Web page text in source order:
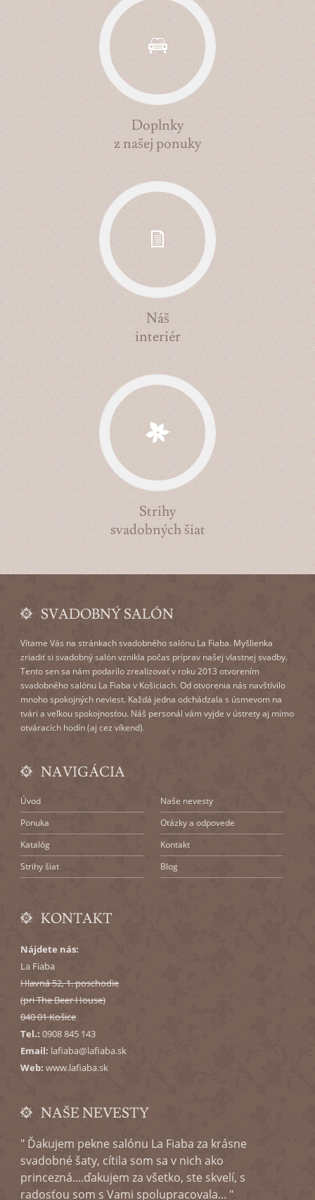
Doplnky
z našej ponuky
Náš
interiér
Strihy
svadobných šiat
SVADOBNÝ SALÓN
Vítame Vás na stránkach svadobného salónu La Fiaba. Myšlienka
zriadiť si svadobný salón vznikla počas príprav našej vlastnej svadby.
Tento sen sa nám podarilo zrealizovať v roku 2013 otvorením
svadobného salónu La Fiaba v Košiciach. Od otvorenia nás navštívilo
mnoho spokojných neviest. Každá jedna odchádzala s úsmevom na
tvári a veľkou spokojnosťou. Náš personál vám vyjde v ústrety aj mimo
otváracích hodín (aj cez víkend).
NAVIGÁCIA
Úvod
Ponuka
Katalóg
Strihy šiat
Naše nevesty
Otázky a odpovede
Kontakt
Blog
KONTAKT
Nájdete nás:
La Fiaba
Hlavná 52, 1. poschodie
(pri The Beer House)
040 01Košice
Tel.: 0908 845 143
Email: lafiaba@lafiaba.sk
Web: www.lafiaba.sk
NAŠE NEVESTY
" Ďakujem pekne salónu La Fiaba za krásne
svadobné šaty, cítila som sa v nich ako
princezná....ďakujem za všetko, ste skvelí, s
radosťou som s Vami spolupracovala... "